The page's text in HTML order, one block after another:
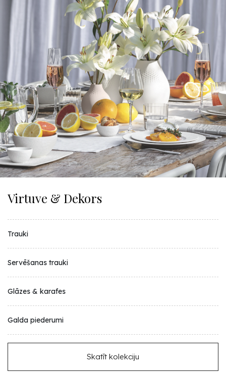
Virtuve & Dekors
Trauki
Servēšanas trauki
Glāzes & karafes
Galda piederumi
Skatīt kolekciju